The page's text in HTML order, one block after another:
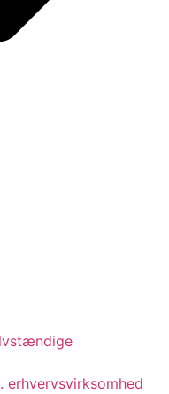
erhvervsvirksomhed